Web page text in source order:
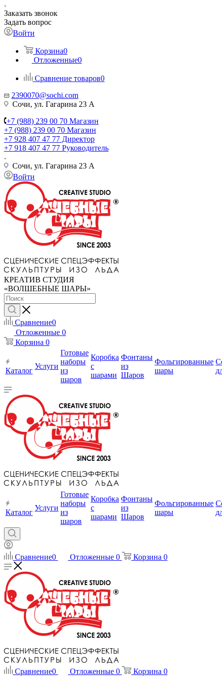
Заказать звонок
Задать вопрос
Войти
Корзина0
Отложенные0
Сравнение товаров0
2390070@sochi.com
Сочи, ул. Гагарина 23 А
+7 (988) 239 00 70 Магазин
+7 (988) 239 00 70 Магазин
+7 928 407 47 77 Директор
+7 918 407 47 77 Руководитель
Сочи, ул. Гагарина 23 А
Войти
КРЕАТИВ СТУДИЯ
«ВОЛШЕБНЫЕ ШАРЫ»
Сравнение0
Отложенные 0
Корзина 0
Каталог
Услуги
Готовые
наборы
из
шаров
Коробка
с
шарами
Фонтаны
из
Шаров
Фольгированные
шары
Каталог
Услуги
Готовые
наборы
из
шаров
Коробка
с
шарами
Фонтаны
из
Шаров
Фольгированные
шары
Сравнение0 Отложенные 0 Корзина 0
Сравнение0 Отложенные 0 Корзина 0